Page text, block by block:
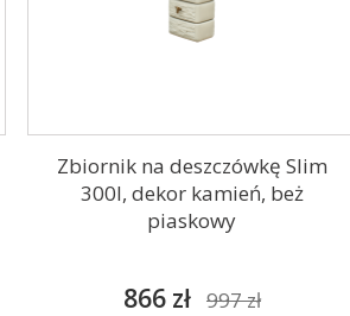
Zbiornik na deszczówkę Slim
300l, dekor kamień, beż
piaskowy
866 zł 997 zł